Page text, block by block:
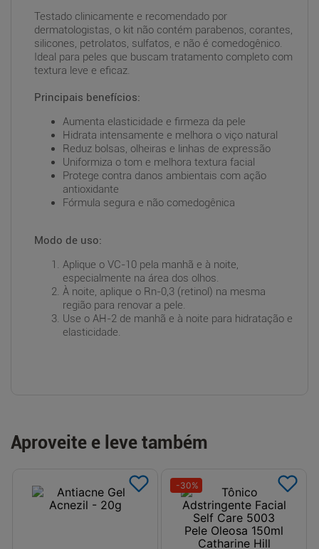
Testado clinicamente e recomendado por
dermatologistas, o kit não contém parabenos, corantes,
silicones, petrolatos, sulfatos, e não é comedogênico.
Ideal para peles que buscam tratamento completo com
textura leve e eficaz.
Principais benefícios:
Aumenta elasticidade e firmeza da pele
Hidrata intensamente e melhora o viço natural
Reduz bolsas, olheiras e linhas de expressão
Uniformiza o tom e melhora textura facial
Protege contra danos ambientais com ação
antioxidante
Fórmula segura e não comedogênica
Modo de uso:
Aplique o VC-10 pela manhã e à noite,
especialmente na área dos olhos.
À noite, aplique o Rn-0,3 (retinol) na mesma
região para renovar a pele.
Use o AH-2 de manhã e à noite para hidratação e
elasticidade.
Aproveite e leve também
-30%